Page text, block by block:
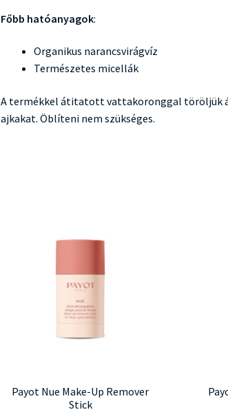
Főbb hatóanyagok:
Organikus narancsvirágvíz
Természetes micellák
A termékkel átitatott vattakoronggal töröljük
ajkakat. Öblíteni nem szükséges.
Payot Nue Make-Up Remover
Stick